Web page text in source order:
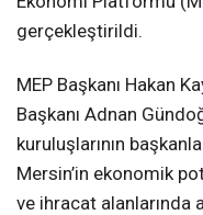
gerçekleştirildi.
MEP Başkanı Hakan
Başkanı Adnan
kuruluşlarının
Mersin’in ekonomik
ve ihracat alanlarında